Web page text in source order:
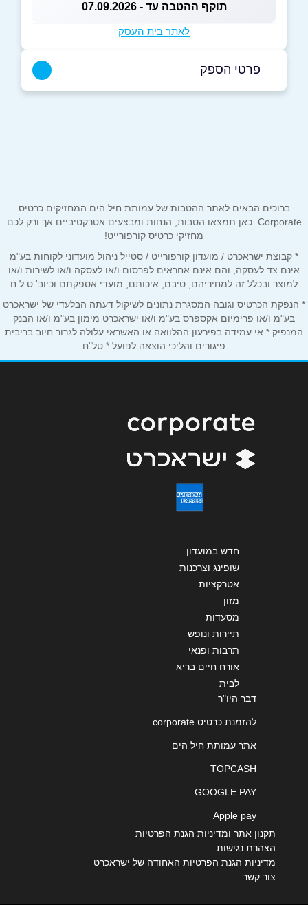
תוקף ההטבה עד - 07.09.2026
לאתר בית העסק
פרטי הספק
שם מלא*
נושא*
אנא חזרו אלי בקשר ל...
ברוכים הבאים לאתר ההטבות של עמותת חיל הים המחזיקים כרטיס
Corporate. כאן תמצאו הטבות, הנחות ומבצעים אטרקטיביים אך ורק לכם
מחזיקי כרטיס קורפורייט!
* קבוצת ישראכרט / מועדון קורפורייט / סטייל ניהול מועדוני לקוחות בע"מ
אינם צד לעסקה, והם אינם אחראים לפרסום ו/או לעסקה ו/או לשירות ו/או
למוצר ובכלל זה למחיריהם, טיבם, איכותם, מועדי אספקתם וכיוב' ט.ל.ח
* הנפקת הכרטיס וגובה המסגרת נתונים לשיקול דעתה הבלעדי של ישראכרט
בע"מ ו/או פרימיום אקספרס בע"מ ו/או ישראכרט מימון בע"מ ו/או הבנק
המנפיק * אי עמידה בפירעון ההלוואה או האשראי עלולה לגרור חיוב בריבית
פיגורים והליכי הוצאה לפועל * טל"ח
חדש במועדון
שופינג וצרכנות
אטרקציות
מזון
מסעדות
תיירות ונופש
תרבות ופנאי
אורח חיים בריא
לבית
דבר היו"ר
להזמנת כרטיס corporate
אתר עמותת חיל הים
TOPCASH
GOOGLE PAY
Apple pay
תקנון אתר ומדיניות הגנת הפרטיות
הצהרת נגישות
מדיניות הגנת הפרטיות האחודה של ישראכרט
צור קשר